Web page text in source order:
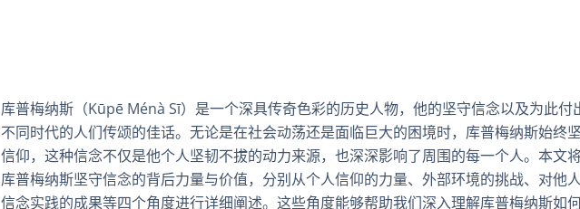
库普梅纳斯（Kūpē Ménà Sī）是一个深具传奇色彩的历史人物，他的坚守信念以及为此付
不同时代的人们传颂的佳话。无论是在社会动荡还是面临巨大的困境时，库普梅纳斯始终
信仰，这种信念不仅是他个人坚韧不拔的动力来源，也深深影响了周围的每一个人。本文
库普梅纳斯坚守信念的背后力量与价值，分别从个人信仰的力量、外部环境的挑战、对他
信念实践的成果等四个角度进行详细阐述。这些角度能够帮助我们深入理解库普梅纳斯如